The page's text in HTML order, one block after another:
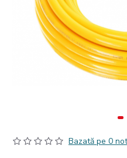
Bazată pe 0